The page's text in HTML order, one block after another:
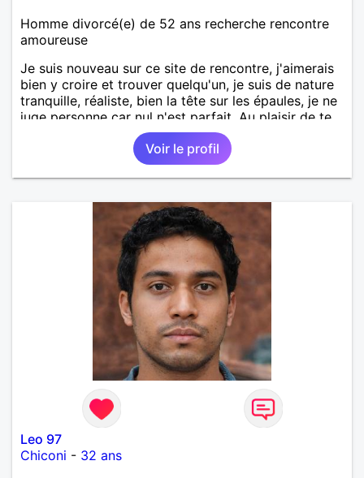
Homme divorcé(e) de 52 ans recherche rencontre
amoureuse
Je suis nouveau sur ce site de rencontre, j'aimerais
bien y croire et trouver quelqu'un, je suis de nature
tranquille, réaliste, bien la tête sur les épaules, je ne
juge personne car nul n'est parfait. Au plaisir de te
Voir le profil
Leo 97
Chiconi - 32 ans